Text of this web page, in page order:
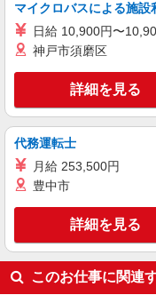
マイクロバスによる施
日給 10,900円〜
神戸市須磨区
詳細を見る
代務運転士
月給 253,500円
豊中市
詳細を見る
このお仕事に関連